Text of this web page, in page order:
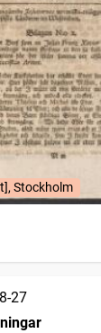
Stockholm
27